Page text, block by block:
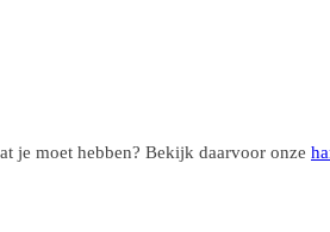
je moet hebben? Bekijk daarvoor onze